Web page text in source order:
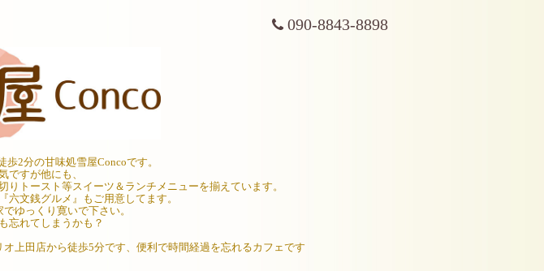
090-8843-8898
歩2分の甘味処雪屋Concoです。
ですが他にも、
トースト等スイーツ＆ランチメニューを揃えています。
文銭グルメ』もご用意してます。
ゆっくり寛いで下さい。
忘れてしまうかも？
上田店から徒歩5分です、便利で時間経過を忘れるカフェです